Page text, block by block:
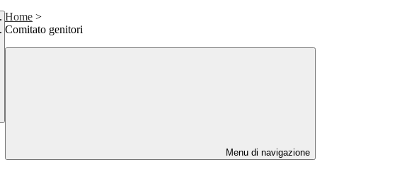
Home >
Comitato genitori
Menu di navigazione